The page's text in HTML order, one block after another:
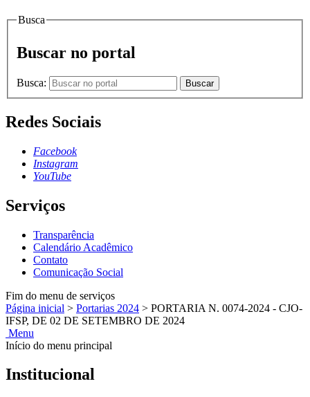
Busca
Buscar no portal
Busca: Buscar
Redes Sociais
Facebook
Instagram
YouTube
Serviços
Transparência
Calendário Acadêmico
Contato
Comunicação Social
Fim do menu de serviços
Página inicial > Portarias 2024 > PORTARIA N. 0074-2024 - CJO-
IFSP, DE 02 DE SETEMBRO DE 2024
Menu
Início do menu principal
Institucional